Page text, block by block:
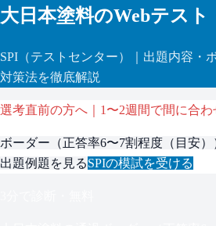
大日本塗料のWebテスト
SPI （テストセンター）
｜出題内容・
対策法を徹底解説
選考直前の方へ｜1〜2週間で間に合わ
ボーダー（正答率6〜7割程度（目安）
出題例題を見るSPIの模試を受ける